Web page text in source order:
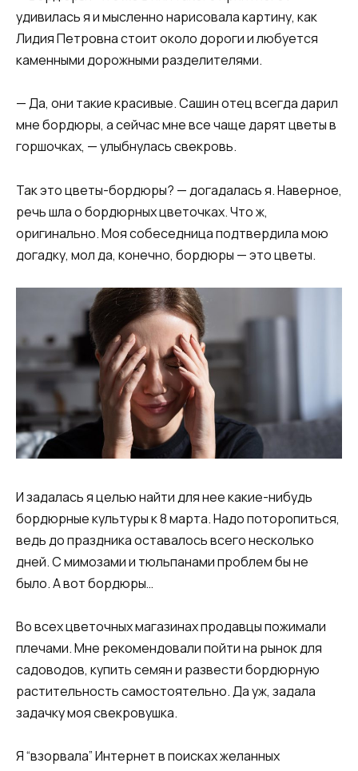
удивилась я и мысленно нарисовала картину, как
Лидия Петровна стоит около дороги и любуется
каменными дорожными разделителями.
— Да, они такие красивые. Сашин отец всегда дарил
мне бордюры, а сейчас мне все чаще дарят цветы в
горшочках, — улыбнулась свекровь.
Так это цветы-бордюры? — догадалась я. Наверное,
речь шла о бордюрных цветочках. Что ж,
оригинально. Моя собеседница подтвердила мою
догадку, мол да, конечно, бордюры — это цветы.
И задалась я целью найти для нее какие-нибудь
бордюрные культуры к 8 марта. Надо поторопиться,
ведь до праздника оставалось всего несколько
дней. С мимозами и тюльпанами проблем бы не
было. А вот бордюры…
Во всех цветочных магазинах продавцы пожимали
плечами. Мне рекомендовали пойти на рынок для
садоводов, купить семян и развести бордюрную
растительность самостоятельно. Да уж, задала
задачку моя свекровушка.
Я “взорвала” Интернет в поисках желанных